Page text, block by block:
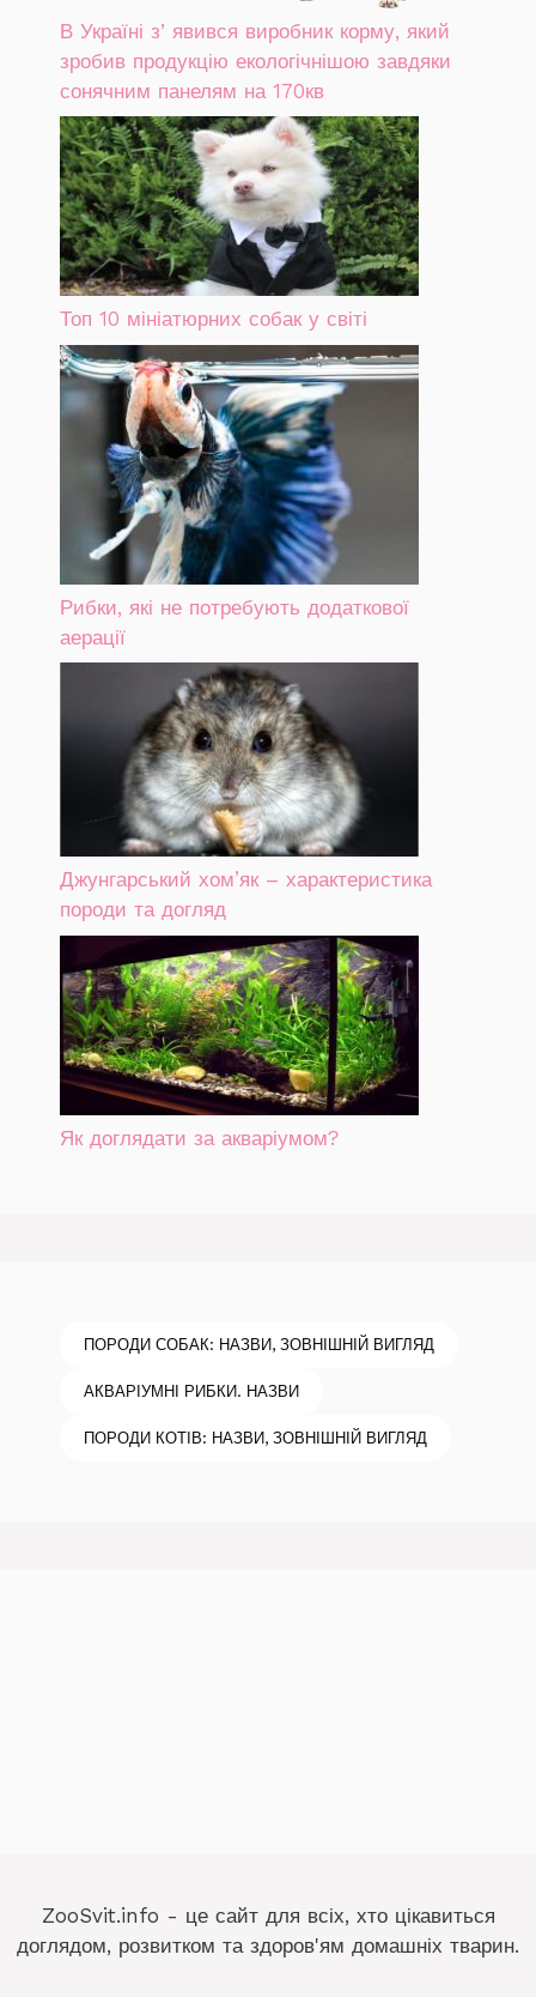
В Україні зʼявився виробник корму, який
зробив продукцію екологічнішою завдяки
сонячним панелям на 170кв
Топ 10 мініатюрних собак у світі
Рибки, які не потребують додаткової
аерації
Джунгарський хом’як – характеристика
породи та догляд
Як доглядати за акваріумом?
ПОРОДИ СОБАК: НАЗВИ, ЗОВНІШНІЙ ВИГЛЯД
АКВАРІУМНІ РИБКИ. НАЗВИ
ПОРОДИ КОТІВ: НАЗВИ, ЗОВНІШНІЙ ВИГЛЯД
ZooSvit.info - це сайт для всіх, хто цікавиться
доглядом, розвитком та здоров'ям домашніх тварин.